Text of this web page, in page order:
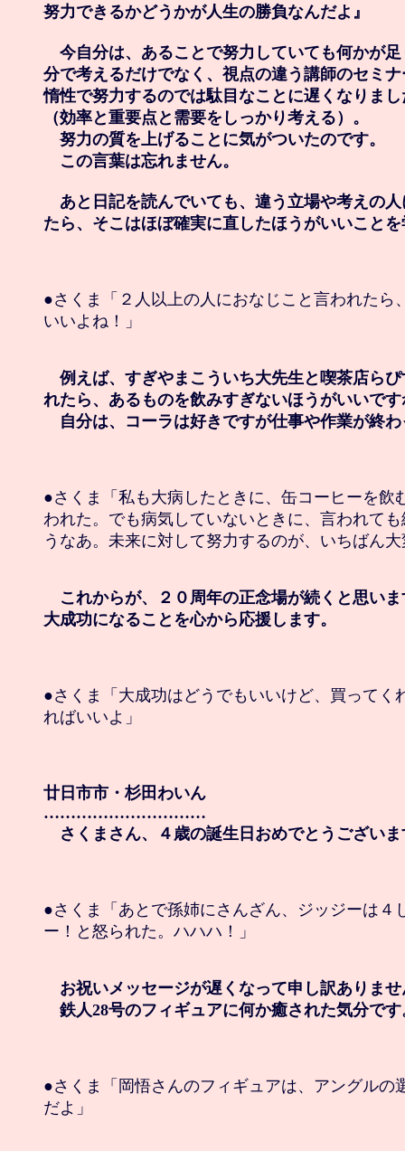
努力できるかどうかが人生の勝負なんだよ』
今自分は、あることで努力していても何かが
分で考えるだけでなく、視点の違う講師のセミ
惰性で努力するのでは駄目なことに遅くなりま
（効率と重要点と需要をしっかり考える）。
努力の質を上げることに気がついたのです。
この言葉は忘れません。
あと日記を読んでいても、違う立場や考えの
たら、そこはほぼ確実に直したほうがいいこと
●さくま「２人以上の人におなじこと言われたら
いいよね！」
例えば、すぎやまこういち大先生と喫茶店ら
れたら、あるものを飲みすぎないほうがいいです
自分は、コーラは好きですが仕事や作業が終
●さくま「私も大病したときに、缶コーヒーを飲
われた。でも病気していないときに、言われて
うなあ。未来に対して努力するのが、いちばん
これからが、２０周年の正念場が続くと思い
大成功になることを心から応援します。
●さくま「大成功はどうでもいいけど、買ってく
ればいいよ」
廿日市市・杉田わいん
…………………………
さくまさん、４歳の誕生日おめでとうございま
●さくま「あとで孫姉にさんざん、ジッジーは４
ー！と怒られた。ハハハ！」
お祝いメッセージが遅くなって申し訳ありませ
鉄人28号のフィギュアに何か癒された気分です
●さくま「岡悟さんのフィギュアは、アングルの
だよ」